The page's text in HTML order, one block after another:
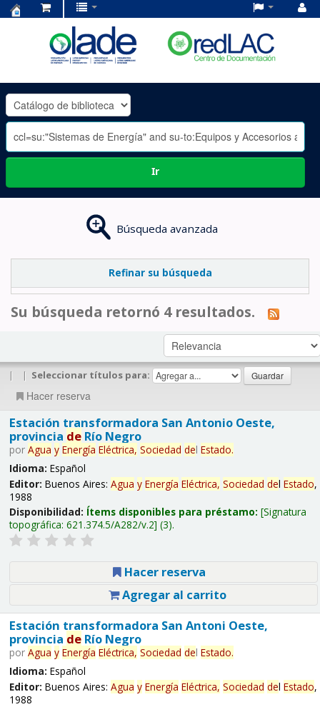
OLADE
-
Ir
Búsqueda avanzada
Refinar su búsqueda
Su búsqueda retornó 4 resultados.
| | Seleccionar títulos para:
Hacer reserva
Estación transformadora San Antonio Oeste,
provincia deRío Negro
por Agua y Energía Eléctrica, Sociedad del Estado.
Idioma: Español
Editor: Buenos Aires: Agua y Energía Eléctrica, Sociedad del Estado,
1988
Disponibilidad: Ítems disponibles para préstamo: Signatura
topográfica: 621.374.5/A282/v.2 (3).
Hacer reserva
Agregar al carrito
Estación transformadora San Antoni Oeste,
provincia deRío Negro
por Agua y Energía Eléctrica, Sociedad del Estado.
Idioma: Español
Editor: Buenos Aires: Agua y Energía Eléctrica, Sociedad del Estado,
1988